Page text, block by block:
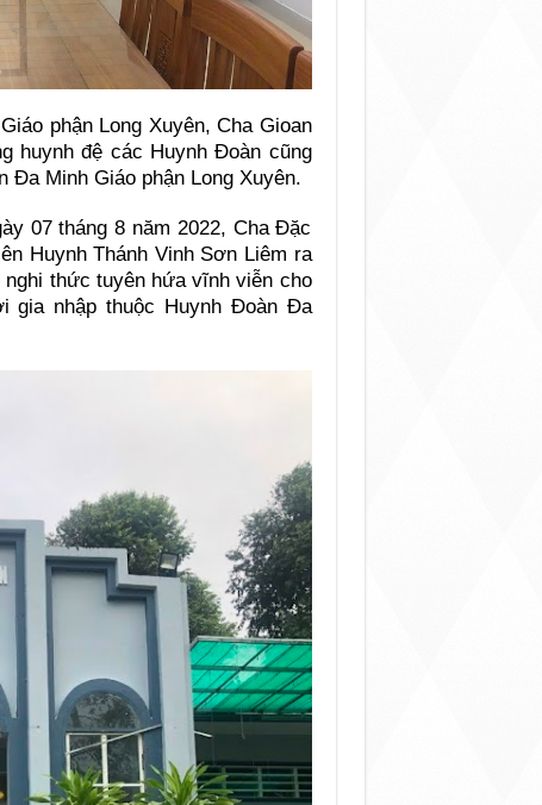
phận Long Xuyên, Cha Gioan
huynh đệ các Huynh Đoàn cũng
Đa Minh Giáo phận Long Xuyên.
07 tháng 8 năm 2022, Cha Đặc
Huynh Thánh Vinh Sơn Liêm ra
thức tuyên hứa vĩnh viễn cho
gia nhập thuộc Huynh Đoàn Đa